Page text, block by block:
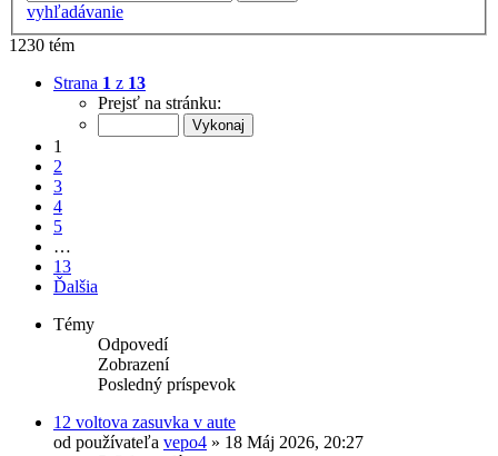
vyhľadávanie
1230 tém
Strana 1 z 13
Prejsť na stránku:
1
2
3
4
5
…
13
Ďalšia
Témy
Odpovedí
Zobrazení
Posledný príspevok
12 voltova zasuvka v aute
od používateľa vepo4 » 18 Máj 2026, 20:27